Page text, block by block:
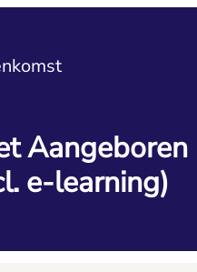
e-learning)